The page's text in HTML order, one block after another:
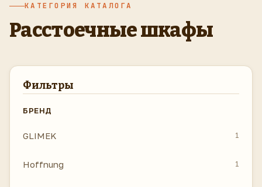
КАТЕГОРИЯ КАТАЛОГА
Расстоечные шкафы
Фильтры
БРЕНД
GLIMEK 1
Hoffnung 1